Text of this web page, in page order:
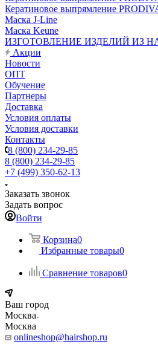
Кератиновое выпрямление
Маска J-Line
Маска Keune
ИЗГОТОВЛЕНИЕ ИЗДЕЛИЙ ИЗ
Акции
Новости
ОПТ
Обучение
Партнеры
Доставка
Условия оплаты
Условия доставки
Контакты
8 (800) 234-29-85
8 (800) 234-29-85
+7 (499) 350-62-13
Заказать звонок
Задать вопрос
Войти
Корзина0
Избранные товары0
Сравнение товаров0
Ваш город
Москва
Москва
onlineshop@hairshop.ru